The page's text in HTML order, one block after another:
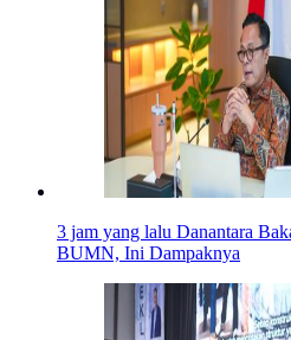
3 jam yang lalu Danantara
BUMN, Ini Dampaknya